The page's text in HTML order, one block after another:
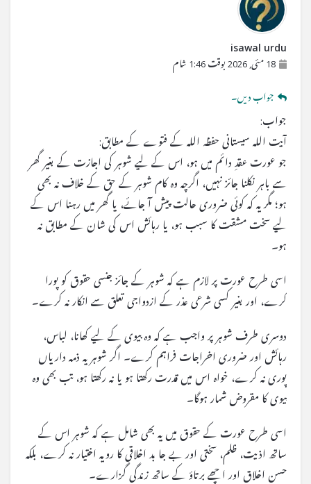
isawal urdu
18 مئی, 2026 بوقت 1:46 شام
جواب دیں۔
جواب:
آیت اللہ سیستانی حفظہ اللہ کے فتوے کے مطابق:
جو عورت عقدِ دائم میں ہو، اس کے لیے شوہر کی اجازت کے بغیر گھر
سے باہر نکلنا جائز نہیں، اگرچہ وہ کام شوہر کے حق کے خلاف نہ بھی
ہو؛ مگر یہ کہ کوئی ضروری حالت پیش آ جائے، یا گھر میں رہنا اس کے
لیے سخت مشقت کا سبب ہو، یا رہائش اس کی شان کے مطابق نہ
ہو۔
اسی طرح عورت پر لازم ہے کہ شوہر کے جائز جنسی حقوق کو پورا
کرے، اور بغیر کسی شرعی عذر کے ازدواجی تعلق سے انکار نہ کرے۔
دوسری طرف شوہر پر واجب ہے کہ وہ بیوی کے لیے کھانا، لباس،
رہائش اور ضروری اخراجات فراہم کرے۔ اگر شوہر یہ ذمہ داریاں
پوری نہ کرے، خواہ اس میں قدرت رکھتا ہو یا نہ رکھتا ہو، تب بھی وہ
بیوی کا مقروض شمار ہوگا۔
اسی طرح عورت کے حقوق میں یہ بھی شامل ہے کہ شوہر اس کے
ساتھ اذیت، ظلم، سختی اور بے جا بد اخلاقی کا رویہ اختیار نہ کرے، بلکہ
حسنِ اخلاق اور اچھے برتاؤ کے ساتھ زندگی گزارے۔